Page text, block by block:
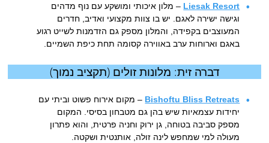
Liesak Resort – מלון איכותי ומושקע עם נוף מדהים
וגישה ישירה לאגם. יש בו צוות מקצועי ואדיב, חדרים
המעוצבים בקפידה, והמלון מספק גם הזדמנות לשייט רגוע
באגם וארוחות ערב באווירה קסומה תחת כיפת השמיים.
דברה זית: מלונות זולים (תקציב נמוך)
Bishoftu Bliss Retreats – מקום אירוח פשוט וביתי עם
יחידות עצמאיות שיש בהן גם מטבחון בסיסי. המקום
מספק סביבה בטוחה, גן ירוק וחניה פרטית, והוא פתרון
מעולה למי שמחפש לינה זולה, אותנטית ושקטה.